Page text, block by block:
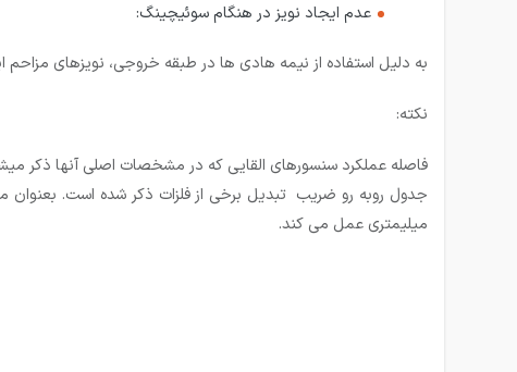
عدم ایجاد نویز در هنگام سوئیچینگ:
به دلیل استفاده از نیمه هادی ها در طبقه خروجی، نویزهای مزاحم
نکته:
فاصله عملكرد سنسورهای القایی كه در مشخصات اصلی آنها ذكر
میلیمتری عمل می كند.